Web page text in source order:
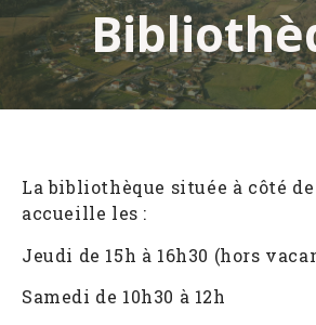
La bibliothèque située à côté
accueille les :
Jeudi de 15h à 16h30 (hors
Samedi de 10h30 à 12h